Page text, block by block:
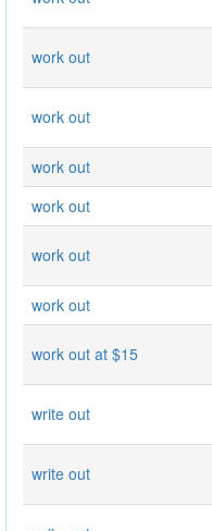
work out
work out
work out
work out
work out
work out
work out at $15
write out
write out